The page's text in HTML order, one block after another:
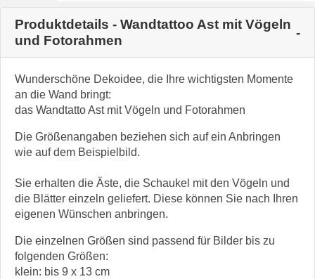
Produktdetails - Wandtattoo Ast mit Vögeln
und Fotorahmen
Wunderschöne Dekoidee, die Ihre wichtigsten Momente
an die Wand bringt:
das Wandtatto Ast mit Vögeln und Fotorahmen
Die Größenangaben beziehen sich auf ein Anbringen
wie auf dem Beispielbild.
Sie erhalten die Äste, die Schaukel mit den Vögeln und
die Blätter einzeln geliefert. Diese können Sie nach Ihren
eigenen Wünschen anbringen.
Die einzelnen Größen sind passend für Bilder bis zu
folgenden Größen:
klein: bis 9 x 13 cm